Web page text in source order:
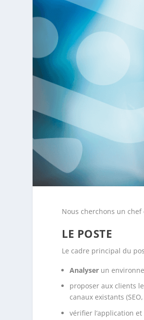
Nous cherchons un
LE POSTE
Le cadre principal du
Analyser un
proposer aux clients
canaux existants
vérifier l’application